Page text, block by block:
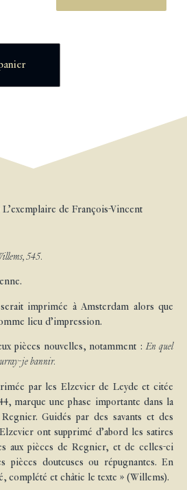
de François-Vincent
545.
imprimée à Amsterdam alors que
lieu d’impression.
pièces nouvelles, notamment :En quel
je bannir.
par les Elzevier de Leyde et citée
marque une phase importante dans la
Guidés par des savants et des
ont supprimé d’abord les satires
aux pièces de Regnier, et de celles-ci
pièces douteuses ou répugnantes. En
complété et châtie le texte » (Willems).